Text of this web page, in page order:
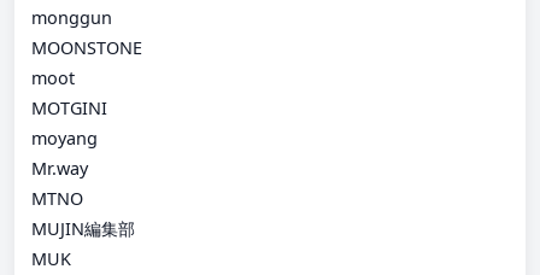
monggun
MOONSTONE
moot
MOTGINI
moyang
Mr.way
MTNO
MUJIN編集部
MUK